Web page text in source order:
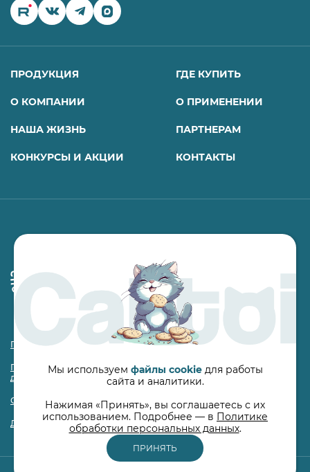
ПРОДУКЦИЯ
О КОМПАНИИ
НАША ЖИЗНЬ
КОНКУРСЫ И АКЦИИ
ГДЕ КУПИТЬ
О ПРИМЕНЕНИИ
ПАРТНЕРАМ
КОНТАКТЫ
ФГБОУ ВО «Казанская государственная
академия ветеринарной медицины
имени Н.Э. Баумана» были проведены
исследования продукта
Правила использования сайта
Политика компании в отношении обработки персональных
данных
Согласие на обработку персональных данных
Договор-оферта на участие в конкурсах и розыгрышах
Мы используем файлы cookieдля работы
сайта и аналитики.
Нажимая «Принять», вы соглашаетесь с их
использованием. Подробнее — в Политике
обработки персональных данных.
ПРИНЯТЬ